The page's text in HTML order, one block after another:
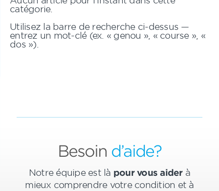
catégorie.
Utilisez la barre de recherche ci-dessus —
entrez un mot-clé (ex. « genou », « course », «
dos »).
Besoin d’aide?
Notre équipe est là pour vous aiderà
mieux comprendre votre condition et à